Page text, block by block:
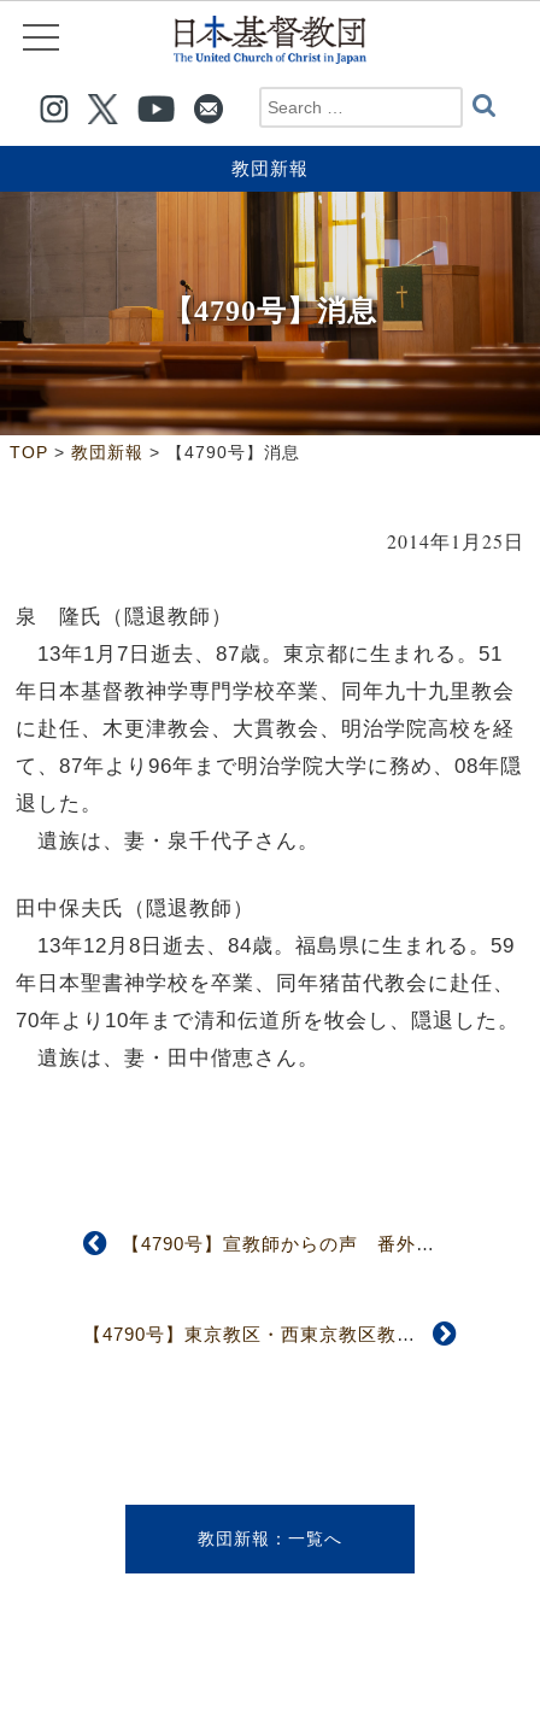
教団新報
【4790号】消息
TOP > 教団新報 > 【4790号】消息
2014年1月25日
泉 隆氏（隠退教師）
13年1月7日逝去、87歳。東京都に生まれる。51
年日本基督教神学専門学校卒業、同年九十九里教会
に赴任、木更津教会、大貫教会、明治学院高校を経
て、87年より96年まで明治学院大学に務め、08年隠
退した。
遺族は、妻・泉千代子さん。
田中保夫氏（隠退教師）
13年12月8日逝去、84歳。福島県に生まれる。59
年日本聖書神学校を卒業、同年猪苗代教会に赴任、
70年より10年まで清和伝道所を牧会し、隠退した。
遺族は、妻・田中偕恵さん。
【4790号】宣教師からの声 番外編 横浜共立学園と3人の女性宣教師 坂田 雅雄 （横浜共立学園学園長）
【4790号】東京教区・西東京教区教会幼稚園連合会研修会 子ども・子育て支援新制度」に向け研修会開催
教団新報